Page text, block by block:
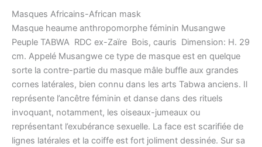
Masques Africains-African mask
Masque heaume anthropomorphe féminin Musangwe 
Peuple TABWA  RDC ex-Zaïre  Bois, cauris  Dimension: H. 29
cm. Appelé Musangwe ce type de masque est en quelque
sorte la contre-partie du masque mâle buffle aux grandes
cornes latérales, bien connu dans les arts Tabwa anciens. Il
représente l’ancêtre féminin et danse dans des rituels
invoquant, notamment, les oiseaux-jumeaux ou
représentant l’exubérance sexuelle. La face est scarifiée de
lignes latérales et la coiffe est fort joliment dessinée. Sur sa